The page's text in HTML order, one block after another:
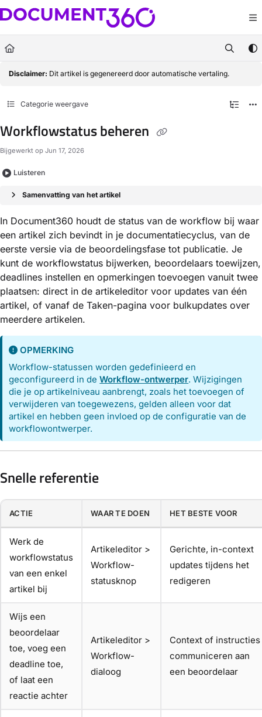
Documentation Index
Fetch the complete documentation index at:https://docs.document360.com/
Use this file to discover all available pages before exploring further.
Disclaimer: Dit artikel is gegenereerd door automatische vertaling.
Categorie weergave
Workflowstatus beheren
Bijgewerkt op Jun 17, 2026
Luisteren
Samenvatting van het artikel
In Document360 houdt de status van de workflow bij waar
een artikel zich bevindt in je documentatiecyclus, van de
eerste versie via de beoordelingsfase tot publicatie. Je
kunt de workflowstatus bijwerken, beoordelaars toewijzen,
deadlines instellen en opmerkingen toevoegen vanuit twee
plaatsen: direct in de artikeleditor voor updates van één
artikel, of vanaf de Taken-pagina voor bulkupdates over
meerdere artikelen.
OPMERKING
Workflow-statussen worden gedefinieerd en
geconfigureerd in deWorkflow-ontwerper. Wijzigingen
die je op artikelniveau aanbrengt, zoals het toevoegen of
verwijderen van toegewezens, gelden alleen voor dat
artikel en hebben geen invloed op de configuratie van de
workflowontwerper.
Snelle referentie
ACTIE WAAR TE DOEN HET BESTE VOOR
Werk de
workflowstatus
van een enkel
artikel bij
Artikeleditor >
Workflow-
statusknop
Gerichte, in-context
updates tijdens het
redigeren
Wijs een
beoordelaar
toe, voeg een
deadline toe,
of laat een
reactie achter
Artikeleditor >
Workflow-
dialoog
Context of instructies
communiceren aan
een beoordelaar